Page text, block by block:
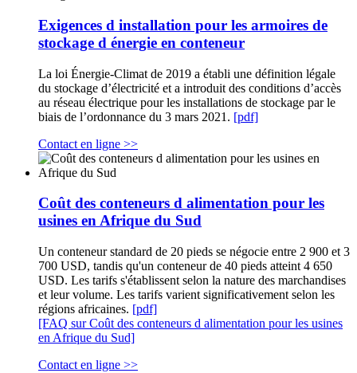
Exigences d installation pour les armoires de
stockage d énergie en conteneur
La loi Énergie-Climat de 2019 a établi une définition légale
du stockage d’électricité et a introduit des conditions d’accès
au réseau électrique pour les installations de stockage par le
biais de l’ordonnance du 3 mars 2021. [pdf]
Contact en ligne >>
Coût des conteneurs d alimentation pour les
usines en Afrique du Sud
Un conteneur standard de 20 pieds se négocie entre 2 900 et 3
700 USD, tandis qu'un conteneur de 40 pieds atteint 4 650
USD. Les tarifs s'établissent selon la nature des marchandises
et leur volume. Les tarifs varient significativement selon les
régions africaines. [pdf]
[FAQ sur Coût des conteneurs d alimentation pour les usines
en Afrique du Sud]
Contact en ligne >>